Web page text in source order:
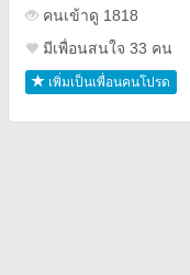
คนเข้าดู 1818
มีเพื่อนสนใจ 33 คน
เพิ่มเป็นเพื่อนคนโปรด